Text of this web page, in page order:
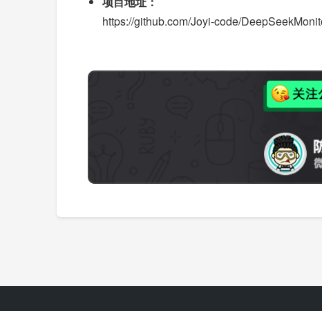
https://github.com/Joyi-code/